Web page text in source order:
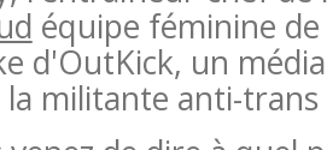
équipe féminine
d'OutKick, un
la militante anti-trans